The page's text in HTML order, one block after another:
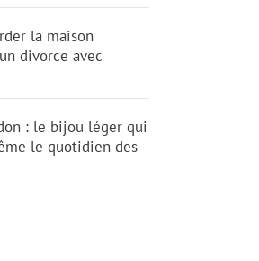
la maison
divorce avec
: le bijou léger qui
le quotidien des